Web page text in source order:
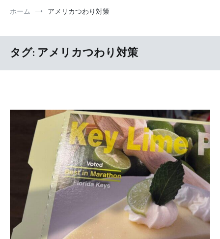
ホーム アメリカつわり対策
タグ: アメリカつわり対策